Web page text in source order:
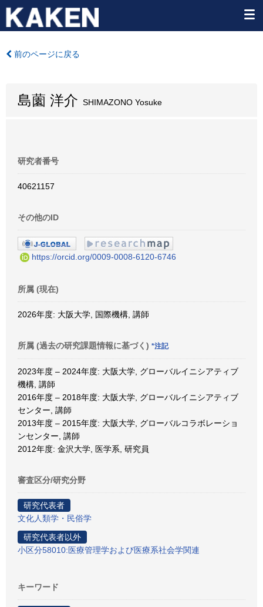
前のページに戻る
島薗 洋介 SHIMAZONO Yosuke
研究者番号
40621157
その他のID
https://orcid.org/0009-0008-6120-6746
所属 (現在)
2026年度: 大阪大学, 国際機構, 講師
所属 (過去の研究課題情報に基づく) *注記
2023年度 – 2024年度: 大阪大学, グローバルイニシアティブ
機構, 講師
2016年度 – 2018年度: 大阪大学, グローバルイニシアティブ
センター, 講師
2013年度 – 2015年度: 大阪大学, グローバルコラボレーショ
ンセンター, 講師
2012年度: 金沢大学, 医学系, 研究員
審査区分/研究分野
研究代表者
文化人類学・民俗学
研究代表者以外
小区分58010:医療管理学および医療系社会学関連
キーワード